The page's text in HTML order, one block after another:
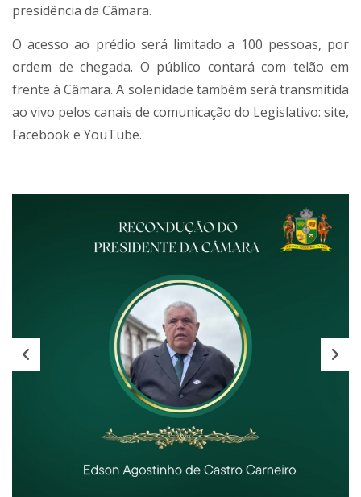
presidência da Câmara.
O acesso ao prédio será limitado a 100 pessoas, por
ordem de chegada. O público contará com telão em
frente à Câmara. A solenidade também será transmitida
ao vivo pelos canais de comunicação do Legislativo: site,
Facebook e YouTube.